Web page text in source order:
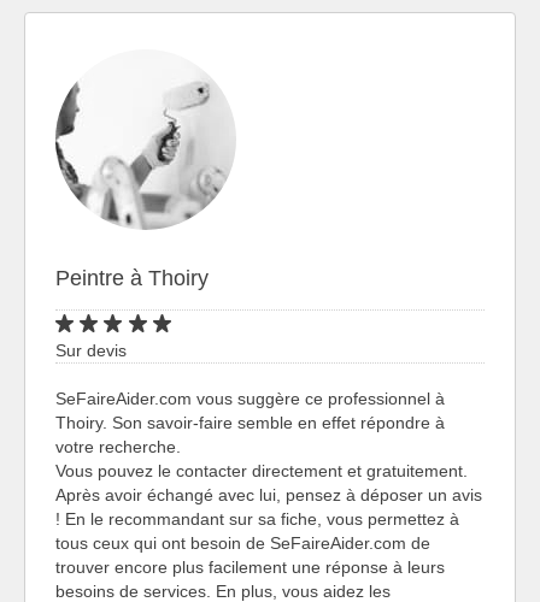
Peintre à Thoiry
Sur devis
SeFaireAider.com vous suggère ce professionnel à
Thoiry. Son savoir-faire semble en effet répondre à
votre recherche.
Vous pouvez le contacter directement et gratuitement.
Après avoir échangé avec lui, pensez à déposer un avis
! En le recommandant sur sa fiche, vous permettez à
tous ceux qui ont besoin de SeFaireAider.com de
trouver encore plus facilement une réponse à leurs
besoins de services. En plus, vous aidez les